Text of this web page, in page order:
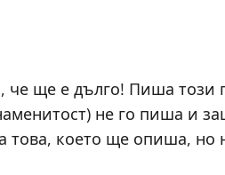
ще е дълго! Пиша този
не го пиша и
това, което ще опиша, но